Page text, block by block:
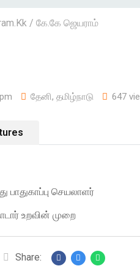
தேனி, தமிழ்நாடு 647
செயலாளர்
உறவின் முறை
Share: